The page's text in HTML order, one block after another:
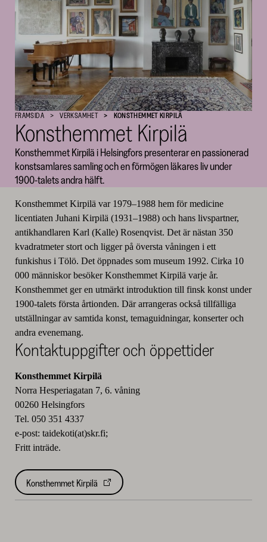
FRAMSIDA VERKSAMHET KONSTHEMMET KIRPILÄ
Konsthemmet Kirpilä
Konsthemmet Kirpilä i Helsingfors presenterar en passionerad
konstsamlares samling och en förmögen läkares liv under
1900-talets andra hälft.
Konsthemmet Kirpilä var 1979–1988 hem för medicine
licentiaten Juhani Kirpilä (1931–1988) och hans livspartner,
antikhandlaren Karl (Kalle) Rosenqvist. Det är nästan 350
kvadratmeter stort och ligger på översta våningen i ett
funkishus i Tölö. Det öppnades som museum 1992. Cirka 10
000 människor besöker Konsthemmet Kirpilä varje år.
Konsthemmet ger en utmärkt introduktion till finsk konst under
1900-talets första årtionden. Där arrangeras också tillfälliga
utställningar av samtida konst, temaguidningar, konserter och
andra evenemang.
Kontaktuppgifter och öppettider
Konsthemmet Kirpilä
Norra Hesperiagatan 7, 6. våning
00260 Helsingfors
Tel. 050 351 4337
e-post: taidekoti(at)skr.fi;
Fritt inträde.
Konsthemmet Kirpilä